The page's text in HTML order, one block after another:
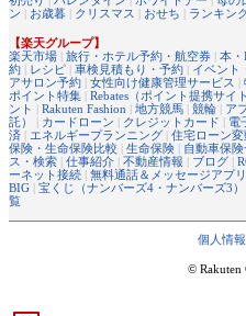
ン | お歳暮 | クリスマス | おせち | ランキン
【楽天グループ】
楽天市場 | 旅行・ホテル予約・航空券 | 本・
約 | レシピ | 車検見積もり・予約 | イベント
アサロン予約 | 女性向け健康管理サービス |
ポイント特集 | Rebates（ポイント提携サイト
ント | Rakuten Fashion | 地方競馬 | 競輪 | ア
託）
| カードローン | クレジットカード | 電
済 | エネルギープランニング | 住宅ローン
保険・生命保険比較 | 生命保険 | 自動車保
ス・検索 | 仕事紹介 | 不動産情報 | ブログ |
ーネット接続 | 無料通話＆メッセージアプリ
BIG | 宝くじ（ナンバーズ4・ナンバーズ3）
覧
個人情
© Rakuten